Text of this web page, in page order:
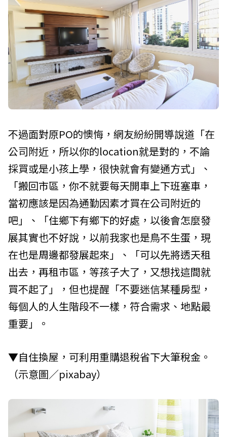
不過面對原PO的懊悔，網友紛紛開導說道「在
公司附近，所以你的location就是對的，不論
採買或是小孩上學，很快就會有變通方式」、
「搬回市區，你不就要每天開車上下班塞車，
當初應該是因為通勤因素才買在公司附近的
吧」、「住鄉下有鄉下的好處，以後會怎麼發
展其實也不好說，以前我家也是鳥不生蛋，現
在也是周邊都發展起來」、「可以先將透天租
出去，再租市區，等孩子大了，又想找這間就
買不起了」，但也提醒「不要迷信某種房型，
每個人的人生階段不一樣，符合需求、地點最
重要」。
▼自住換屋，可利用重購退稅省下大筆稅金。
（示意圖／pixabay）